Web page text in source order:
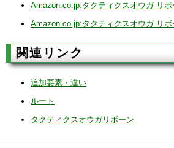
Amazon.co.jp:タクティクスオウガ リ
Amazon.co.jp:タクティクスオウガ リ
関連リンク
追加要素・違い
ルート
タクティクスオウガリボーン